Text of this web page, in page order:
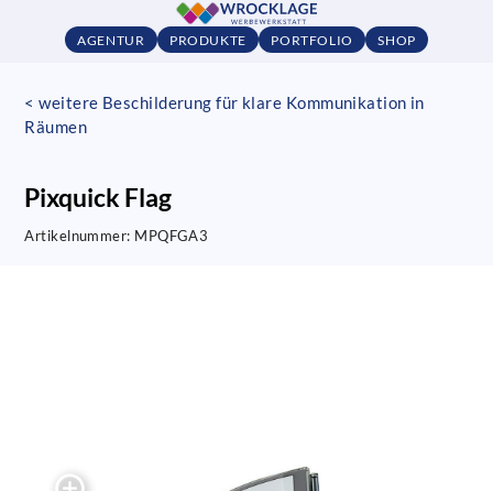
AGENTUR PRODUKTE PORTFOLIO SHOP
< weitere Beschilderung für klare Kommunikation in
Räumen
Pixquick Flag
Artikelnummer: MPQFGA3